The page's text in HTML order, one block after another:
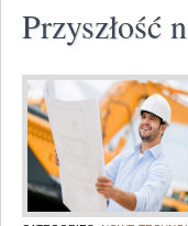
Przyszłość